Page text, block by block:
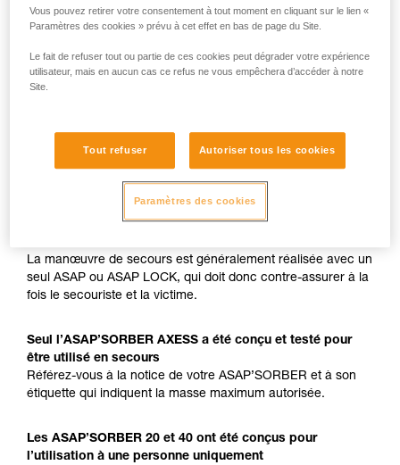
La manœuvre de secours est généralement réalisée avec un
seul ASAP ou ASAP LOCK, qui doit donc contre-assurer à la
fois le secouriste et la victime.
Seul l’ASAP’SORBER AXESS a été conçu et testé pour
être utilisé en secours
Référez-vous à la notice de votre ASAP’SORBER et à son
étiquette qui indiquent la masse maximum autorisée.
Les ASAP’SORBER 20 et 40 ont été conçus pour
l’utilisation à une personne uniquement
Vous pouvez retirer votre consentement à tout moment en cliquant sur le lien «
Paramètres des cookies » prévu à cet effet en bas de page du Site.
Le fait de refuser tout ou partie de ces cookies peut dégrader votre expérience
utilisateur, mais en aucun cas ce refus ne vous empêchera d’accéder à notre
Site.
Tout refuser Autoriser tous les cookies
Paramètres des cookies